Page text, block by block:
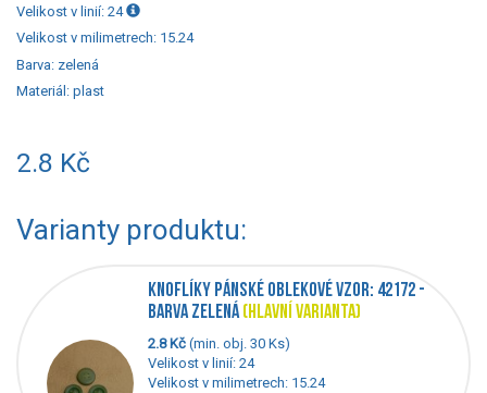
Velikost v linií: 24
Velikost v milimetrech: 15.24
Barva: zelená
Materiál: plast
2.8 Kč
Varianty produktu:
KNOFLÍKY PÁNSKÉ OBLEKOVÉ VZOR: 42172 -
BARVA ZELENÁ(HLAVNÍ VARIANTA)
2.8 Kč (min. obj. 30 Ks)
Velikost v linií: 24
Velikost v milimetrech: 15.24